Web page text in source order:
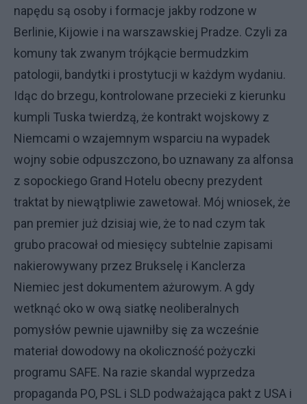
napędu są osoby i formacje jakby rodzone w
Berlinie, Kijowie i na warszawskiej Pradze. Czyli za
komuny tak zwanym trójkącie bermudzkim
patologii, bandytki i prostytucji w każdym wydaniu.
Idąc do brzegu, kontrolowane przecieki z kierunku
kumpli Tuska twierdzą, że kontrakt wojskowy z
Niemcami o wzajemnym wsparciu na wypadek
wojny sobie odpuszczono, bo uznawany za alfonsa
z sopockiego Grand Hotelu obecny prezydent
traktat by niewątpliwie zawetował. Mój wniosek, że
pan premier już dzisiaj wie, że to nad czym tak
grubo pracował od miesięcy subtelnie zapisami
nakierowywany przez Brukselę i Kanclerza
Niemiec jest dokumentem ażurowym. A gdy
wetknąć oko w ową siatkę neoliberalnych
pomysłów pewnie ujawniłby się za wcześnie
materiał dowodowy na okoliczność pożyczki
programu SAFE. Na razie skandal wyprzedza
propaganda PO, PSL i SLD podważająca pakt z USA i